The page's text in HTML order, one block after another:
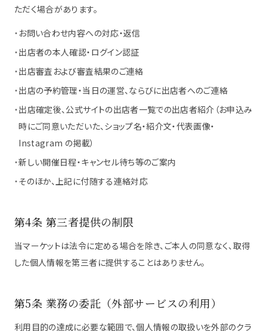
ただく場合があります。
・ お問い合わせ内容への対応・返信
・出店者の本人確認・ログイン認証
・出店審査および審査結果のご連絡
・出店の予約管理・当日の運営、ならびに出店者へのご連絡
・出店確定後、公式サイトの出店者一覧での出店者紹介（お申込み
時にご同意いただいた、ショップ名・紹介文・代表画像・
Instagram の掲載）
・新しい開催日程・キャンセル待ち等のご案内
・そのほか、上記に付随する連絡対応
第4条 第三者提供の制限
当マーケットは法令に定める場合を除き、ご本人の同意なく、取得
した個人情報を第三者に提供することはありません。
第5条 業務の委託（外部サービスの利用）
利用目的の達成に必要な範囲で、個人情報の取扱いを外部のクラ